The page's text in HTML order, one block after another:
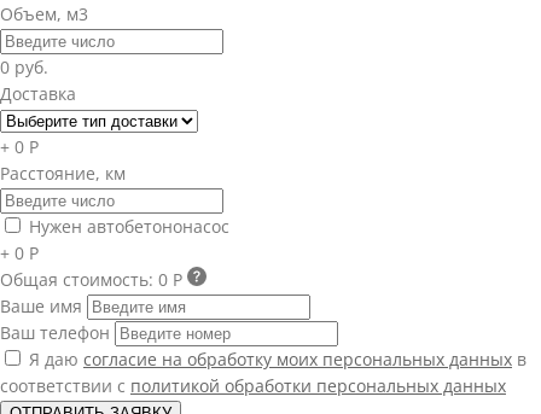
Объем, м3
0 руб.
Доставка
+ 0 Р
Расстояние, км
Нужен автобетононасос
+ 0 Р
Общая стоимость: 0 Р
Ваше имя
Ваш телефон
Я даю согласие на обработку моих персональных данных в
соответствии с политикой обработки персональных данных